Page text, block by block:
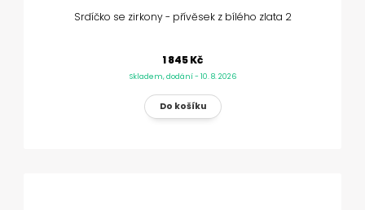
Srdíčko se zirkony - přívěsek z bílého zlata 2
1 845 Kč
Skladem, dodání - 10. 8. 2026